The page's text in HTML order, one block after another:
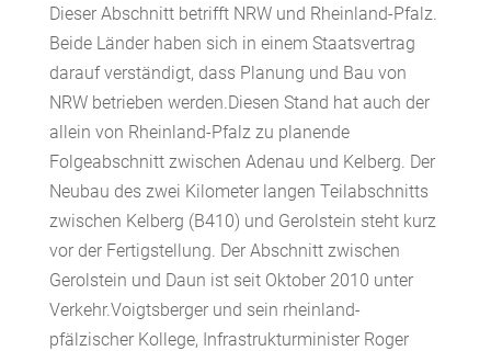
Dieser Abschnitt betrifft NRW und Rheinland-Pfalz.
Beide Länder haben sich in einem Staatsvertrag
darauf verständigt, dass Planung und Bau von
NRW betrieben werden.Diesen Stand hat auch der
allein von Rheinland-Pfalz zu planende
Folgeabschnitt zwischen Adenau und Kelberg. Der
Neubau des zwei Kilometer langen Teilabschnitts
zwischen Kelberg (B410) und Gerolstein steht kurz
vor der Fertigstellung. Der Abschnitt zwischen
Gerolstein und Daun ist seit Oktober 2010 unter
Verkehr.Voigtsberger und sein rheinland-
pfälzischer Kollege, Infrastrukturminister Roger